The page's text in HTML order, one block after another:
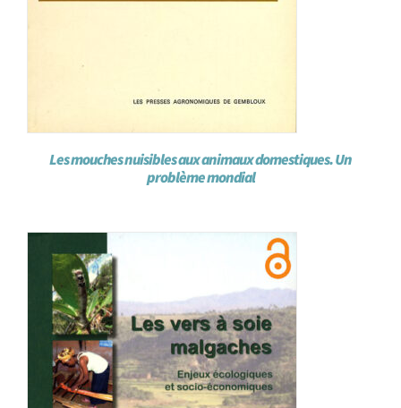
Les mouches nuisibles aux animaux domestiques. Un
problème mondial